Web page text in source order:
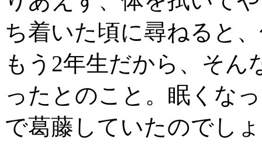
ち着いた頃に尋ねると
もう2年生だから、そ
ったとのこと。眠くな
で葛藤していたのでし